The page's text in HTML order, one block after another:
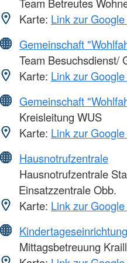
Karte: Link zur
Gemeinschaft
Team Besuchsdienst/
Karte: Link zur
Gemeinschaft
Kreisleitung WUS
Karte: Link zur
Hausnotrufzentrale
Hausnotrufzentrale
Einsatzzentrale Obb.
Karte: Link zur
Kindertageseinrichtung
Mittagsbetreuung